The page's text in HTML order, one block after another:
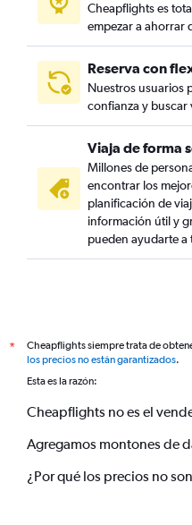
Cheapflights es
empezar a ahorrar
Reserva con
Nuestros usuarios
confianza y buscar
Viaja de forma
Millones de
encontrar los
planificación de
información útil y
pueden ayudarte a
*
Cheapflights siempre trata de
los precios no están garantizados.
Esta es la razón:
Cheapflights no es el
Agregamos montones de
¿Por qué los precios no